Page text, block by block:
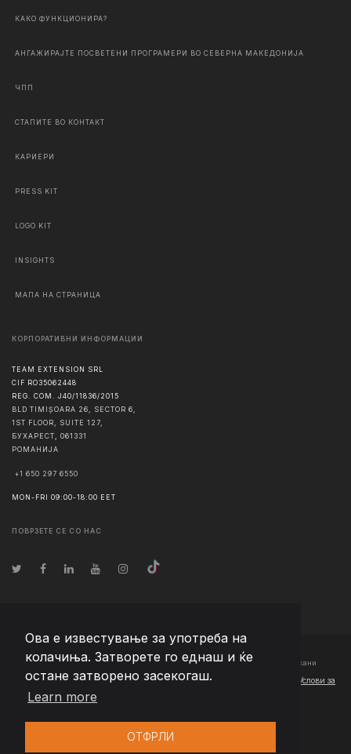
Ова е известување за употреба на
колачиња. Затворете го еднаш и ќе
остане затворено засекогаш.
Learn more
ОТФРЛИ
КАКО ФУНКЦИОНИРА?
АНГАЖИРАЈТЕ ПОСВЕТЕНИ ПРОГРАМЕРИ ВО СЕВЕРНА МАКЕДОНИЈА
ЧПП
СТАПИТЕ ВО КОНТАКТ
КАРИЕРИ
PRESS KIT
LOGO KIT
INSIGHTS
МАПА НА СТРАНИЦА
КОРПОРАТИВНИ ИНФОРМАЦИИ
TEAM EXTENSION SRL
CIF RO35062448
REG. COM. J40/11836/2015
BLD TIMIȘOARA 26, SECTOR 6,
1ST FLOOR, SUITE 127,
БУХАРЕСТ, 061331
РОМАНИЈА
+1 650 297 6550
MON-FRI 09:00-18:00 EET
ПОВРЗЕТЕ СЕ СО НАС
© Авторско право2026 Team Extension Macedonia - Сите права задржани
Changelog● Со користење на оваа страница, се согласувате со нашиот
Услови за